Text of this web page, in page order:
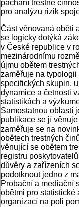
páchání trestné
pro analýzu rizik
Část věnovaná oběti
se logicky dotýká
v České republice v
mezinárodnímu
újmu obětem
zaměřuje na
specifických skupin,
dynamice a četnosti
statistikách a
Samostatnou oblastí
publikace se jí
zaměřuje se na
obětech trestných
věnující se obětem
registru
důvěry a zařízeních
podotknout jedno z
Probační a mediační
obětmi pro statistické
organizací na poli